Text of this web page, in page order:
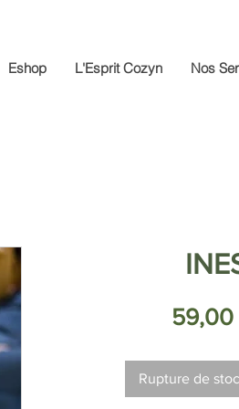
Eshop L'Esprit Cozyn Nos
Rupture de